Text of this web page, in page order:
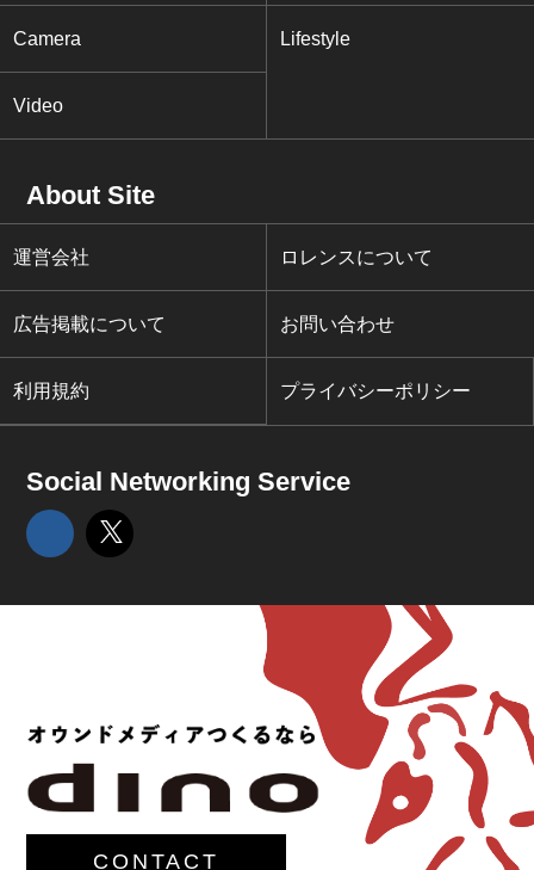
Camera Lifestyle
Video
About Site
運営会社 ロレンスについて
広告掲載について お問い合わせ
利用規約 プライバシーポリシー
Social Networking Service
CONTACT